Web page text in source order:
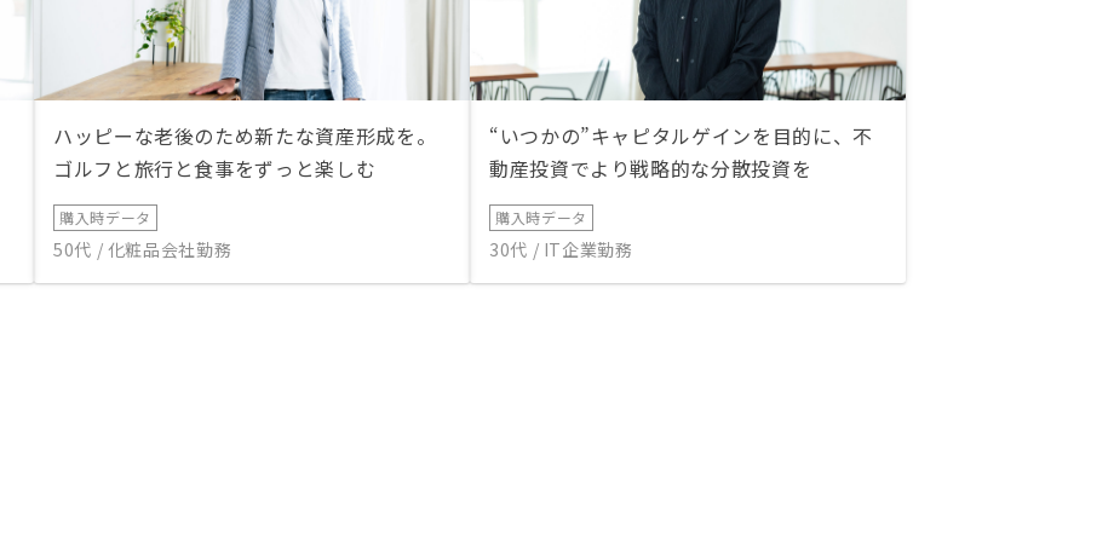
ハッピーな老後のため新たな資産形成を。
ゴルフと旅行と食事をずっと楽しむ
購入時データ
50代 / 化粧品会社勤務
“いつかの”キャピタルゲインを目的に、不
動産投資でより戦略的な分散投資を
購入時データ
30代 / IT企業勤務